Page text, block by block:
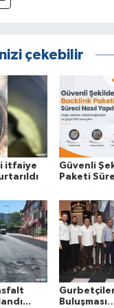
çekebilir
itfaiye
Güvenli
Paketi